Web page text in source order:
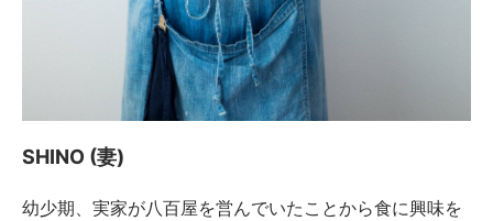
SHINO (妻)
幼少期、実家が八百屋を営んでいたことから食に興味を